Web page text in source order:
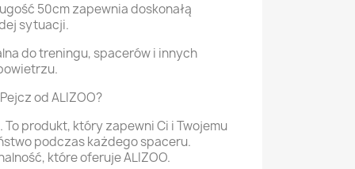
50cm zapewnia doskonałą
sytuacji.
do treningu, spacerów i innych
od ALIZOO?
To produkt, który zapewni Ci i Twojemu
podczas każdego spaceru.
które oferuje ALIZOO.